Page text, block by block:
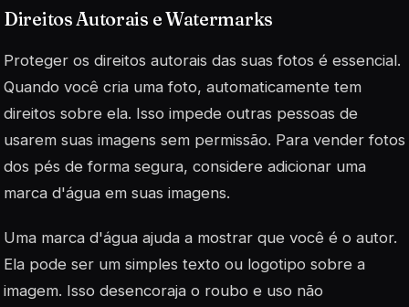
Direitos Autorais e Watermarks
Proteger os direitos autorais das suas fotos é essencial.
Quando você cria uma foto, automaticamente tem
direitos sobre ela. Isso impede outras pessoas de
usarem suas imagens sem permissão. Para vender fotos
dos pés de forma segura, considere adicionar uma
marca d'água em suas imagens.
Uma marca d'água ajuda a mostrar que você é o autor.
Ela pode ser um simples texto ou logotipo sobre a
imagem. Isso desencoraja o roubo e uso não